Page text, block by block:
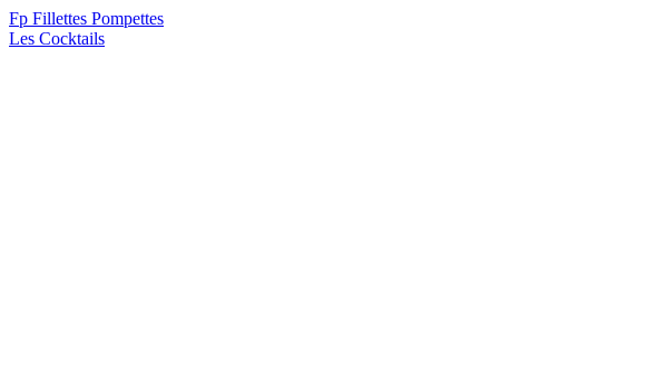
Fp Fillettes Pompettes
Les Cocktails